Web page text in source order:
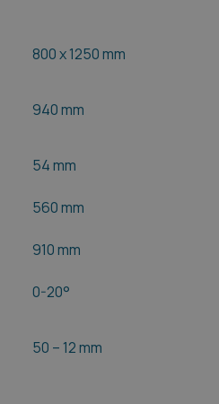
800 x 1250 mm
940 mm
54 mm
560 mm
910 mm
0-20°
50 – 12 mm